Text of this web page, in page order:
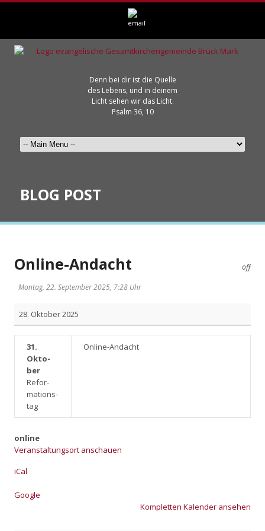
Denn bei dir ist die Quelle
des Lebens, und in deinem
Licht sehen wir das Licht.
Psalm 36, 10
BLOG POST
off
Online-Andacht
Montag, 22. September 2025, 7:28 Uhr
Online-
Andacht
28. Okto­ber 2025
31.
Okto­
ber
Refor­
ma­ti­ons­
tag
Online-Andacht
online
Veranstaltungsort anschauen
iCal
Goog­le
Kom­plet­ten Kalen­der anse­hen